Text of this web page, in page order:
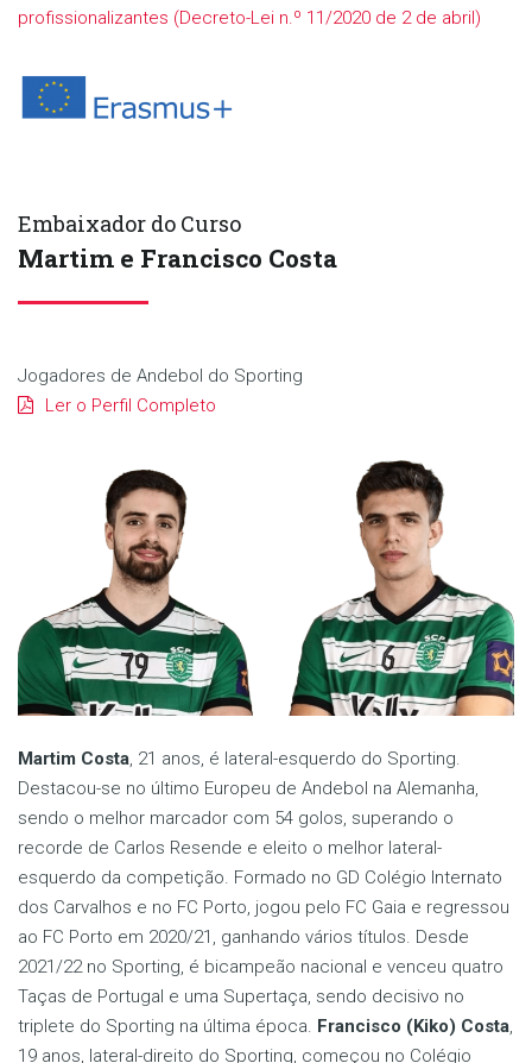
profissionalizantes (Decreto-Lei n.º 11/2020 de 2 de abril)
Embaixador do Curso
Martim e Francisco Costa
Jogadores de Andebol do Sporting
Ler o Perfil Completo
Martim Costa, 21 anos, é lateral-esquerdo do Sporting.
Destacou-se no último Europeu de Andebol na Alemanha,
sendo o melhor marcador com 54 golos, superando o
recorde de Carlos Resende e eleito o melhor lateral-
esquerdo da competição. Formado no GD Colégio Internato
dos Carvalhos e no FC Porto, jogou pelo FC Gaia e regressou
ao FC Porto em 2020/21, ganhando vários títulos. Desde
2021/22 no Sporting, é bicampeão nacional e venceu quatro
Taças de Portugal e uma Supertaça, sendo decisivo no
triplete do Sporting na última época. Francisco (Kiko) Costa,
19 anos, lateral-direito do Sporting, começou no Colégio